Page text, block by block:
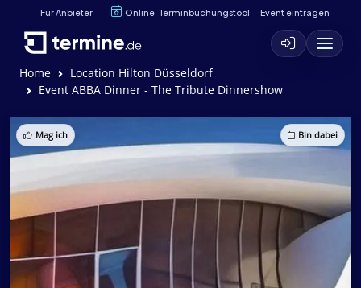
Für Anbieter Online-Terminbuchungstool Event eintragen
Home
Location Hilton Düsseldorf
Event ABBA Dinner - The Tribute Dinnershow
Mag ich Bin dabei